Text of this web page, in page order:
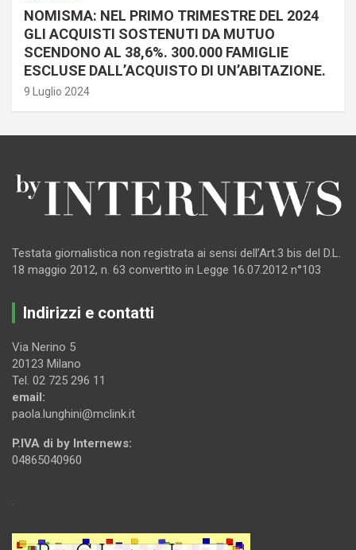
NOMISMA: NEL PRIMO TRIMESTRE DEL 2024
GLI ACQUISTI SOSTENUTI DA MUTUO
SCENDONO AL 38,6%. 300.000 FAMIGLIE
ESCLUSE DALL’ACQUISTO DI UN’ABITAZIONE.
9 Luglio 2024
Testata giornalistica non registrata ai sensi dell’Art.3 bis del D.L.
18 maggio 2012, n. 63 convertito in Legge 16.07.2012 n°103
Indirizzi e contatti
Via Nerino 5
20123 Milano
Tel. 02 725 296 11
email:
paola.lunghini@mclink.it
P.IVA di by Internews:
04865040960
.